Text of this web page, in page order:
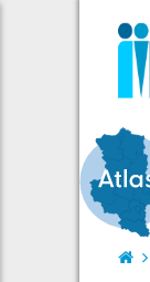
content